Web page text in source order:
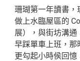
珊瑚第一年讀書，
做上水臨屋區的
展），與街坊溝
早踩單車上班，那
更勾起小時侯回